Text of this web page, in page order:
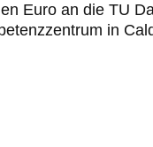
Euro an die TU
in